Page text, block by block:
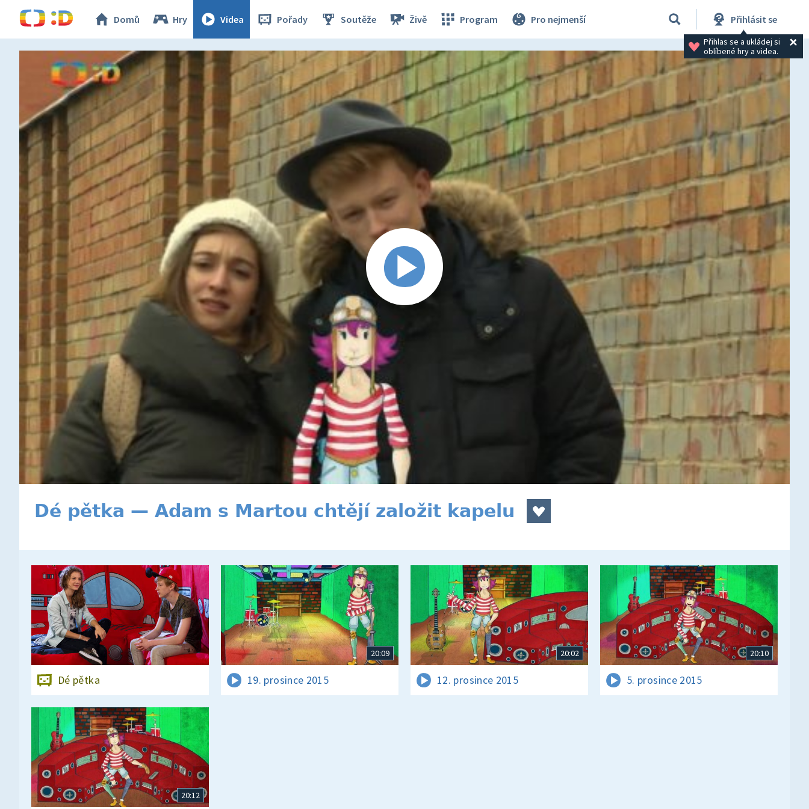
Domů Hry Videa Pořady Soutěže Živě Program Pro nejmenší Přihlásit se
Přihlas se a ukládej si
oblíbené hry a videa.
Dé pětka — Adam s Martou chtějí založit kapelu
Dé pětka
20:09
19. prosince 2015
20:02
12. prosince 2015
20:10
5. prosince 2015
20:12